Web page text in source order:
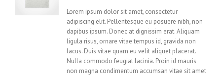
Lorem ipsum dolor sit amet, consectetur
adipiscing elit. Pellentesque eu posuere nibh, non
dapibus ipsum. Donec at dignissim erat. Aliquam
ligula risus, ornare vitae tempus id, gravida non
lacus. Duis vitae quam eu velit aliquet placerat.
Nulla commodo feugiat lacinia. Proin id mauris
non magna condimentum accumsan vitae sit amet